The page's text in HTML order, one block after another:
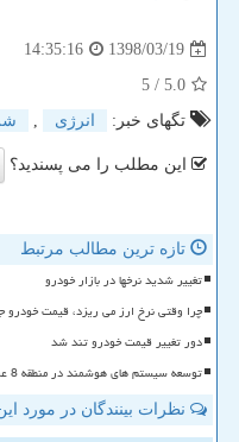
1398/03/19
14:35:16
5.0
/ 5
تگهای خبر:
انرژی ,
این مطلب را می پسندید؟
تازه ترین مطالب مرتبط
تغییر شدید نرخها در بازار خودرو
چرا وقتی نرخ ارز می ریزد، قیمت
دور تغییر قیمت خودرو تند شد
توسعه سیستم های هوشمند در منطقه 8 عملیات انتقال گاز شتاب گرفت
نظرات بینندگان در مورد